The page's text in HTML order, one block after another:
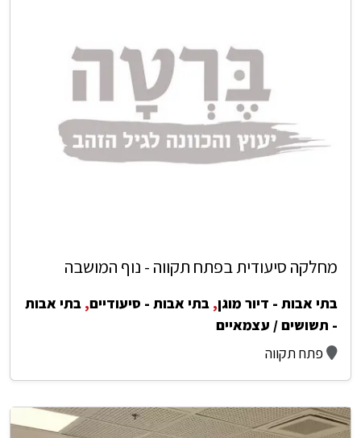
מחלקה סיעודית בפתח תקווה - נוף המושבה
בתי אבות - דיור מוגן, בתי אבות - סיעודיים, בתי אבות
- תשושים / עצמאיים
פתח תקווה